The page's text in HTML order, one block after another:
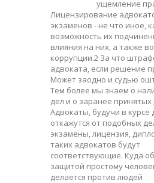
ущемление
Лицензирование
экзаменов - не что иное,
возможность их
влияния на них, а также
коррупции.2 За что
адвоката, если решение
Может заодно и судью
Тем более мы знаем о
дел и о заранее
Адвокаты, будучи в курсе
откажутся от подобных
экзамены, лицензия,
таких адвокатов будут
соответствующие. Куда
защитой простому
делается против людей